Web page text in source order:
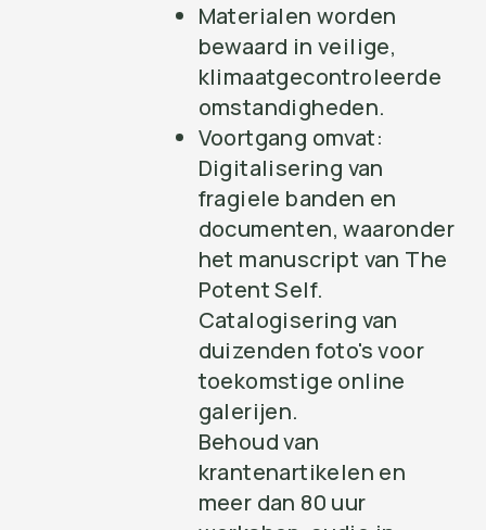
Materialen worden
bewaard in veilige,
klimaatgecontroleerde
omstandigheden.
Voortgang omvat:
Digitalisering van
fragiele banden en
documenten, waaronder
het manuscript van The
Potent Self.
Catalogisering van
duizenden foto's voor
toekomstige online
galerijen.
Behoud van
krantenartikelen en
meer dan 80 uur